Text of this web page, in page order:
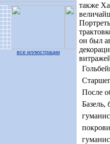
все иллюстрации
также
он был
После